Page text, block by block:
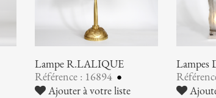
Lampe R.LALIQUE
Référence : 16894
Ajouter à votre liste
Lampes